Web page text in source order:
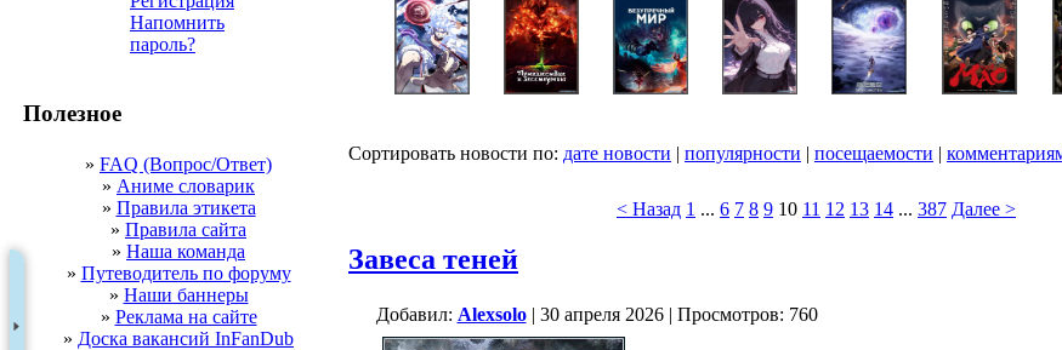
Напомнить
пароль?
Полезное
» FAQ (Вопрос/Ответ)
» Аниме словарик
» Правила этикета
» Правила сайта
» Наша команда
» Путеводитель по форуму
» Наши баннеры
» Реклама на сайте
» Доска вакансий InFanDub
Сортировать новости по: дате новости | популярности | посещаемости |
< Назад 1 ... 6 7 8 9 10 11 12 13 14 ... 387 Далее >
Завеса теней
Добавил: Alexsolo| 30 апреля 2026 | Просмотров: 760